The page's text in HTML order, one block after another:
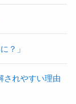
？」
されやすい理由